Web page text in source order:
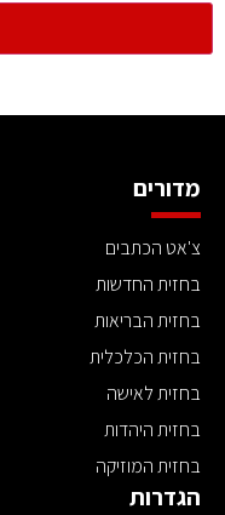
מדורים
צ'אט הכתבים
בחזית החדשות
בחזית הבריאות
בחזית הכלכלית
בחזית לאישה
בחזית היהדות
בחזית המוזיקה
הגדרות